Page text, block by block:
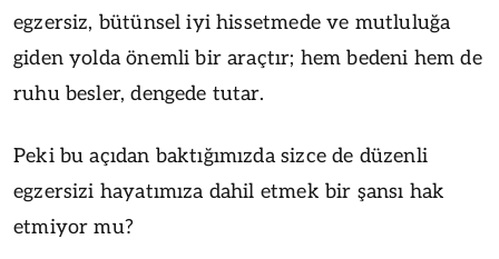
egzersiz, bütünsel iyi hissetmede ve mutluluğa
giden yolda önemli bir araçtır; hem bedeni hem de
ruhu besler, dengede tutar.
Peki bu açıdan baktığımızda sizce de düzenli
egzersizi hayatımıza dahil etmek bir şansı hak
etmiyor mu?